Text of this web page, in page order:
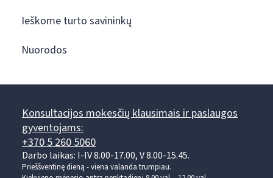
Ieškome turto savininkų
Nuorodos
Konsultacijos mokesčių klausimais ir paslaugos
gyventojams:
+370 5 260 5060
Darbo laikas: I-IV 8.00-17.00, V 8.00-15.45.
Prieššventinę dieną - viena valanda trumpiau.